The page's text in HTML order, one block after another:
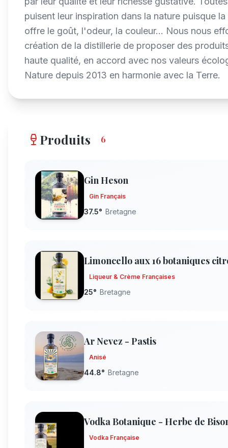
puisent leur inspiration dans la nature puisque
offre le goût, l'odeur, la couleur... Nous nous
création de la distillerie de proposer des
haute qualité, en accord avec nos valeurs
Nature depuis 2013 en harmonie avec la Terre.
Produits 6
Gin Heson
Gin Français
37.5° Bretagne
Limoncello aux 16 botaniques
Liqueur & Crème Françaises
25° Bretagne
Ar Nevez - Pastis
Anisé
44.8° Bretagne
Vodka Botanique - Herbe de
Vodka Française